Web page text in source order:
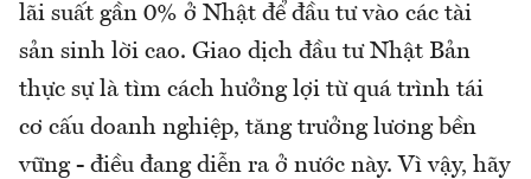
lãi suất gần 0% ở Nhật để đầu tư vào các tài
sản sinh lời cao. Giao dịch đầu tư Nhật Bản
thực sự là tìm cách hưởng lợi từ quá trình tái
cơ cấu doanh nghiệp, tăng trưởng lương bền
vững - điều đang diễn ra ở nước này. Vì vậy, hãy